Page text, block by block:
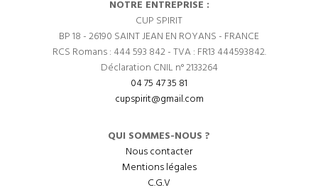
NOTRE ENTREPRISE :
CUP SPIRIT
BP 18 - 26190 SAINT JEAN EN ROYANS - FRANCE
RCS Romans : 444 593 842 - TVA : FR13 444593842.
Déclaration CNIL n° 2133264
04 75 47 35 81
cupspirit@gmail.com
QUI SOMMES-NOUS ?
Nous contacter
Mentions légales
C.G.V